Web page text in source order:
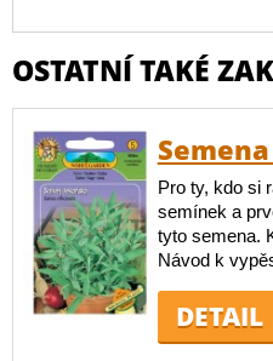
OSTATNÍ TAKÉ
Pro ty, kdo si
semínek a
tyto semena.
Návod k
DETAIL